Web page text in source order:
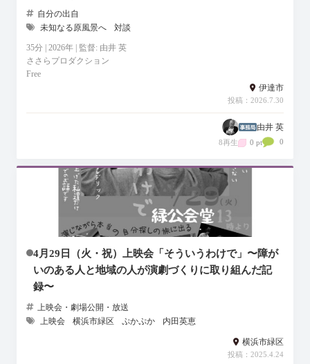
自分の出自
未知なる原風景へ
対談
35分 | 2026年 | 監督: 由井 英
ささらプロダクション
Free
伊達市
投稿：2026.7.30
由井 英
8再生 0 pt 0
4月29日（火・祝）上映会「そういうわけで」〜障が
いのある人と地域の人が演劇づくりに取り組んだ記
録〜
上映会・劇場公開・放送
上映会
横浜市緑区 ぷかぷか 内田英恵
横浜市緑区
投稿：2025.4.24